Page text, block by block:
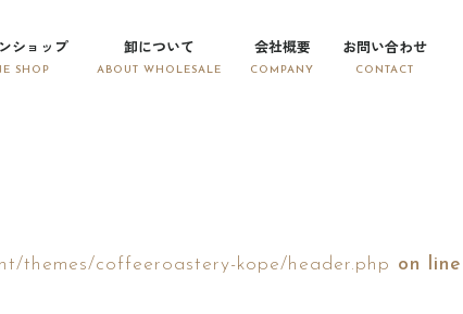
ショップ 卸について 会社概要 お問い合わせ
themes/coffeeroastery-kope/header.php on line